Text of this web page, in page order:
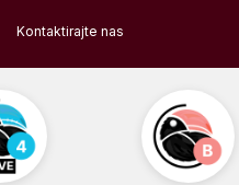
Kontaktirajte nas